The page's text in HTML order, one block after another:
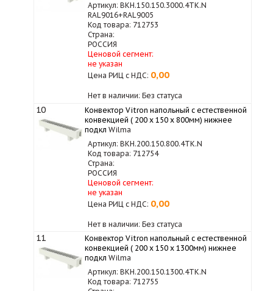
Артикул: ВКН.150.150.3000.4ТК.N
RAL9016+RAL9005
Код товара: 712753
Страна:
РОССИЯ
Ценовой сегмент:
не указан
Цена РИЦ с НДС: 0,00
Нет в наличии: Без статуса
10
Конвектор Vitron напольный с естественной
конвекцией ( 200 х 150 х 800мм) нижнее
подкл Wilma
Артикул: ВКН.200.150.800.4ТК.N
Код товара: 712754
Страна:
РОССИЯ
Ценовой сегмент:
не указан
Цена РИЦ с НДС: 0,00
Нет в наличии: Без статуса
11
Конвектор Vitron напольный с естественной
конвекцией ( 200 х 150 х 1300мм) нижнее
подкл Wilma
Артикул: ВКН.200.150.1300.4ТК.N
Код товара: 712755